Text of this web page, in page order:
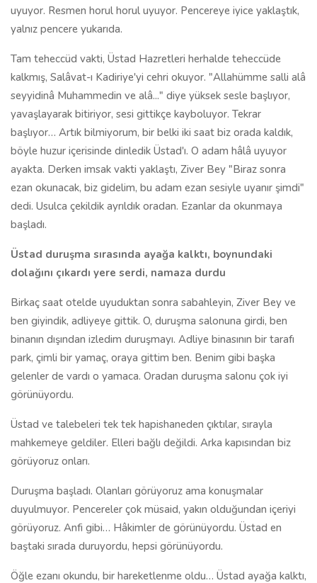
uyuyor. Resmen horul horul uyuyor. Pencereye iyice yaklaştık,
yalnız pencere yukarıda.
Tam teheccüd vakti, Üstad Hazretleri herhalde teheccüde
kalkmış, Salâvat-ı Kadiriye'yi cehri okuyor. "Allahümme salli alâ
seyyidinâ Muhammedin ve alâ..." diye yüksek sesle başlıyor,
yavaşlayarak bitiriyor, sesi gittikçe kayboluyor. Tekrar
başlıyor… Artık bilmiyorum, bir belki iki saat biz orada kaldık,
böyle huzur içerisinde dinledik Üstad'ı. O adam hâlâ uyuyor
ayakta. Derken imsak vakti yaklaştı, Ziver Bey "Biraz sonra
ezan okunacak, biz gidelim, bu adam ezan sesiyle uyanır şimdi"
dedi. Usulca çekildik ayrıldık oradan. Ezanlar da okunmaya
başladı.
Üstad duruşma sırasında ayağa kalktı, boynundaki
dolağını çıkardı yere serdi, namaza durdu
Birkaç saat otelde uyuduktan sonra sabahleyin, Ziver Bey ve
ben giyindik, adliyeye gittik. O, duruşma salonuna girdi, ben
binanın dışından izledim duruşmayı. Adliye binasının bir tarafı
park, çimli bir yamaç, oraya gittim ben. Benim gibi başka
gelenler de vardı o yamaca. Oradan duruşma salonu çok iyi
görünüyordu.
Üstad ve talebeleri tek tek hapishaneden çıktılar, sırayla
mahkemeye geldiler. Elleri bağlı değildi. Arka kapısından biz
görüyoruz onları.
Duruşma başladı. Olanları görüyoruz ama konuşmalar
duyulmuyor. Pencereler çok müsaid, yakın olduğundan içeriyi
görüyoruz. Anfi gibi… Hâkimler de görünüyordu. Üstad en
baştaki sırada duruyordu, hepsi görünüyordu.
Öğle ezanı okundu, bir hareketlenme oldu… Üstad ayağa kalktı,